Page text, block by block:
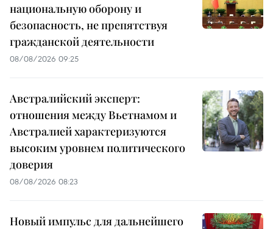
национальную оборону и
безопасность, не препятствуя
гражданской деятельности
08/08/2026 09:25
Австралийский эксперт:
отношения между Вьетнамом и
Австралией характеризуются
высоким уровнем политического
доверия
08/08/2026 08:23
Новый импульс для дальнейшего